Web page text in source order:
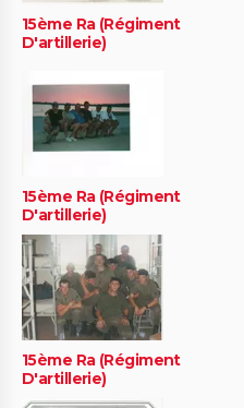
15ème Ra (Régiment
D'artillerie)
15ème Ra (Régiment
D'artillerie)
15ème Ra (Régiment
D'artillerie)